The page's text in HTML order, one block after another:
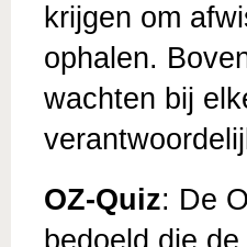
krijgen om
ophalen.
wachten bij
OZ-Quiz: De
bedoeld die